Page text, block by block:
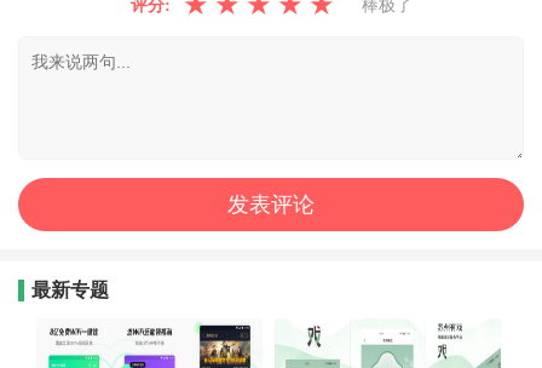
评分: 棒极了
最新专题